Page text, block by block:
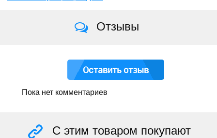
Отзывы
Оставить отзыв
Пока нет комментариев
С этим товаром покупают